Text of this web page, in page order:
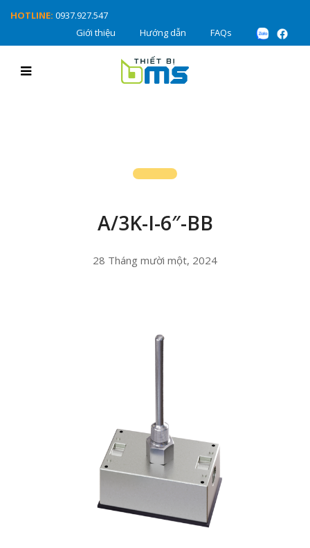
HOTLINE: 0937.927.547
Giới thiệu
Hướng dẫn FAQs
A/3K-I-6″-BB
28 Tháng mười một, 2024